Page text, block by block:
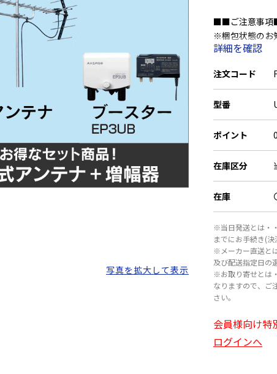
■■ご注意事
※梱包状態の
その他一緒に
予めご了承くだ
詳細を確認
注文コード
型番
ポイント
在庫区分
在庫
※当日発送とは・
までにお手続き(
※メーカー直送と
及び配送指定日の
※お取り寄せとは
なりますので、ご
さい。
会員様向け特
ログインへ
写真を拡大して表示